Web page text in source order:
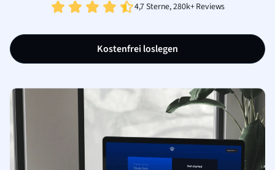
4,7 Sterne, 280k+ Reviews
Kostenfrei loslegen